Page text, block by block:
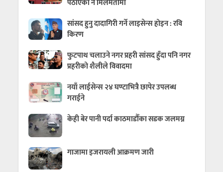
पठाएका नै मिलेमतोमा
सांसद हुनु दादागिरी गर्ने लाइसेन्स होइन : रवि
किरण
फुटपाथ चलाउने नगर प्रहरी सांसद हुँदा पनि नगर
प्रहरीको शैलीले विवादमा
नयाँ लाईसेन्स २४ घण्टाभित्रै छापेर उपलब्ध
गराईने
केही बेर पानी पर्दा काठमाडौँका सडक जलमग्न
गाजामा इजरायली आक्रमण जारी